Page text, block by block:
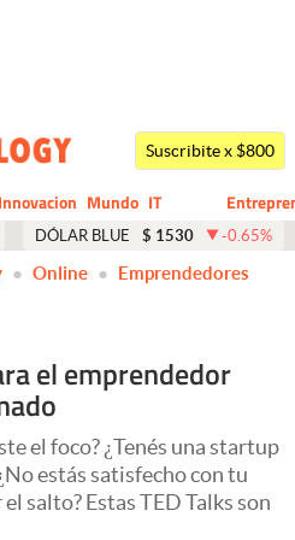
Suscribite x $800
Innovacion Mundo
CIO
IT
Business
DÓLAR BLUE $ 1530 -0.65%
Online Emprendedores
el emprendedor
el foco? ¿Tenés una startup
estás satisfecho con tu
salto? Estas TED Talks son